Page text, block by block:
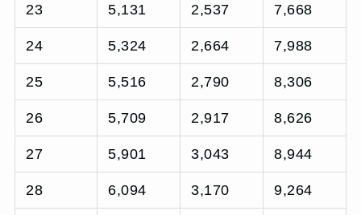
23 5,131 2,537 7,668
24 5,324 2,664 7,988
25 5,516 2,790 8,306
26 5,709 2,917 8,626
27 5,901 3,043 8,944
28 6,094 3,170 9,264